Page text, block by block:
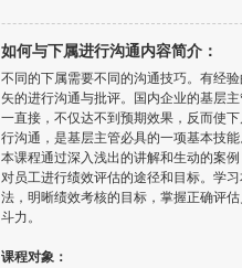
如何与下属进行沟通内容简介：
不同的下属需要不同的沟通技巧。有经
矢的进行沟通与批评。国内企业的基层
一直接，不仅达不到预期效果，反而使
行沟通，是基层主管必具的一项基本技
本课程通过深入浅出的讲解和生动的案
对员工进行绩效评估的途径和目标。学
法，明晰绩效考核的目标，掌握正确评
斗力。
课程对象：